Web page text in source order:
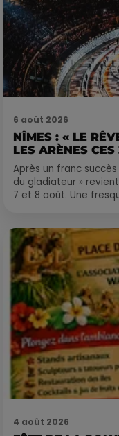
6 août 2026
NÎMES : « LE
LES ARÈNES CES
Après un franc
du gladiateur »
7 et 8 août. Une
4 août 2026